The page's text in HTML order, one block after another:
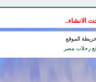
الانشاء..
الموقع
رحلات مصر